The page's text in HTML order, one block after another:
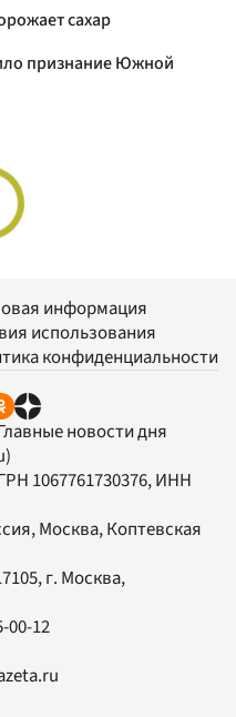
сахар
признание Южной
информация
использования
конфиденциальности
новости дня
1067761730376, ИНН
Москва, Коптевская
, г. Москва,
00-12